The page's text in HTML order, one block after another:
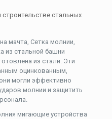
стальных
мачта, Сетка молнии,
из стальной башни
​​из стали. Эти
оцинкованным,
могли эффективно
молнии и защитить
мигающие устройства